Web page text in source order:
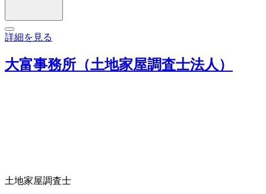
詳細を見る
大富事務所（土地家屋調査士法人）
土地家屋調査士